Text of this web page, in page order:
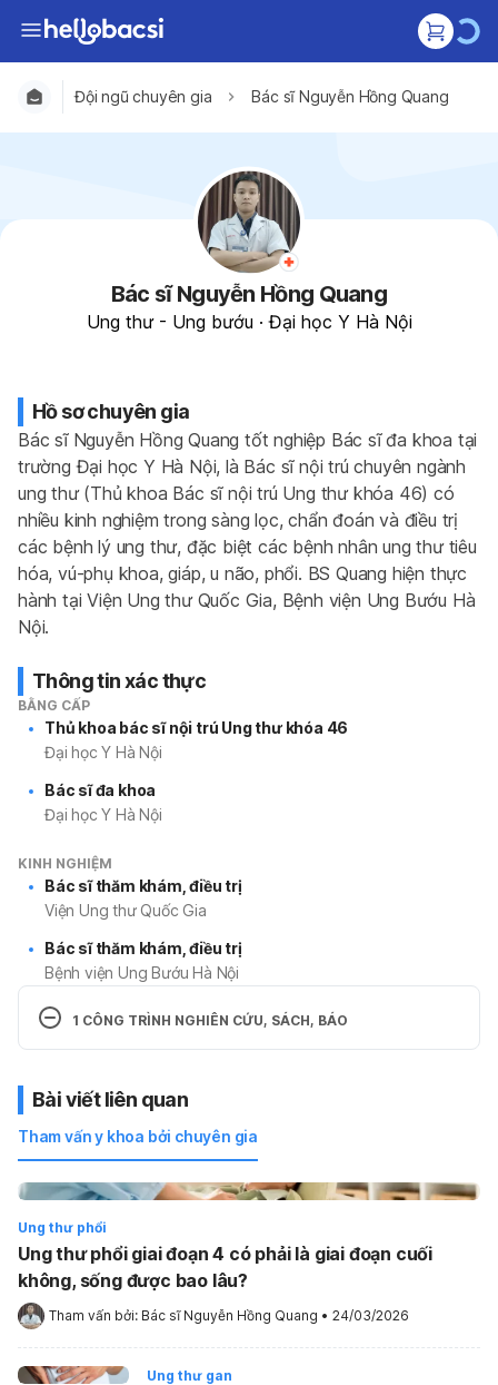
Đội ngũ chuyên gia Bác sĩ Nguyễn Hồng Quang
Bác sĩ Nguyễn Hồng Quang
Ung thư - Ung bướu · Đại học Y Hà Nội
Hồ sơ chuyên gia
Bác sĩ Nguyễn Hồng Quang tốt nghiệp Bác sĩ đa khoa tại
trường Đại học Y Hà Nội, là Bác sĩ nội trú chuyên ngành
ung thư (Thủ khoa Bác sĩ nội trú Ung thư khóa 46) có
nhiều kinh nghiệm trong sàng lọc, chẩn đoán và điều trị
các bệnh lý ung thư, đặc biệt các bệnh nhân ung thư tiêu
hóa, vú-phụ khoa, giáp, u não, phổi. BS Quang hiện thực
hành tại Viện Ung thư Quốc Gia, Bệnh viện Ung Bướu Hà
Nội.
Thông tin xác thực
BẰNG CẤP
Thủ khoa bác sĩ nội trú Ung thư khóa 46
Đại học Y Hà Nội
Bác sĩ đa khoa
Đại học Y Hà Nội
KINH NGHIỆM
Bác sĩ thăm khám, điều trị
Viện Ung thư Quốc Gia
Bác sĩ thăm khám, điều trị
Bệnh viện Ung Bướu Hà Nội
1 CÔNG TRÌNH NGHIÊN CỨU, SÁCH, BÁO
Bài viết liên quan
Tham vấn y khoa bởi chuyên gia
Ung thư phổi
Ung thư phổi giai đoạn 4 có phải là giai đoạn cuối
không, sống được bao lâu?
Tham vấn bởi: Bác sĩ Nguyễn Hồng Quang • 24/03/2026
Ung thư gan